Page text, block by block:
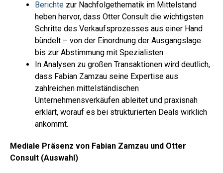
Berichte zur Nachfolgethematik im Mittelstand
heben hervor, dass Otter Consult die wichtigsten
Schritte des Verkaufsprozesses aus einer Hand
bündelt – von der Einordnung der Ausgangslage
bis zur Abstimmung mit Spezialisten.
In Analysen zu großen Transaktionen wird deutlich,
dass Fabian Zamzau seine Expertise aus
zahlreichen mittelständischen
Unternehmensverkäufen ableitet und praxisnah
erklärt, worauf es bei strukturierten Deals wirklich
ankommt.
Mediale Präsenz von Fabian Zamzau und Otter
Consult (Auswahl)